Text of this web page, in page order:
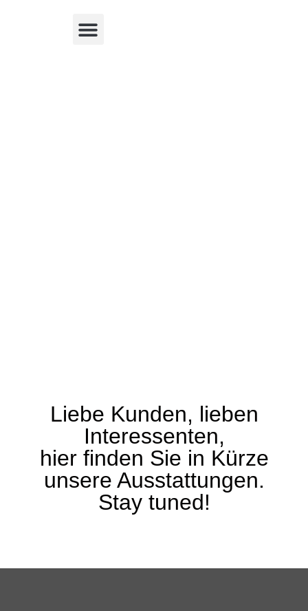
Liebe Kunden, lieben
Interessenten,
hier finden Sie in Kürze
unsere Ausstattungen.
Stay tuned!